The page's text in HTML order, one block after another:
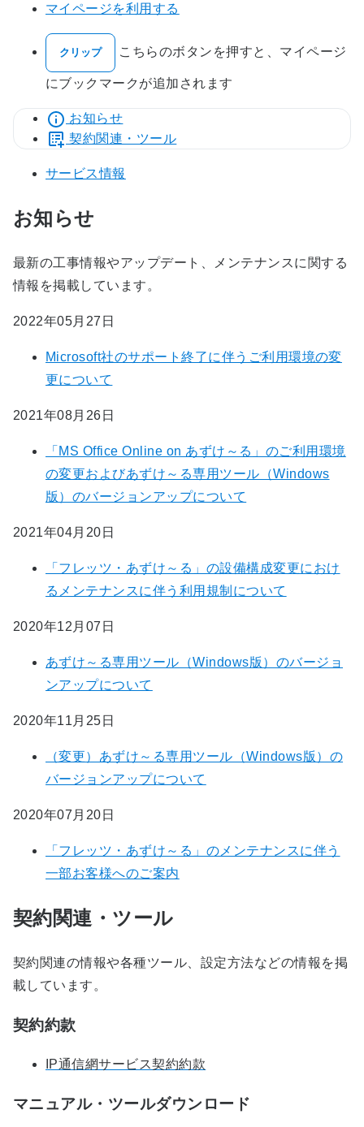
マイページを利用する
クリップ こちらのボタンを押すと、マイページ
にブックマークが追加されます
お知らせ
契約関連・ツール
サービス情報
お知らせ
最新の工事情報やアップデート、メンテナンスに関する
情報を掲載しています。
2022年05月27日
Microsoft社のサポート終了に伴うご利用環境の変
更について
2021年08月26日
「MS Office Online on あずけ～る」のご利用環境
の変更およびあずけ～る専用ツール（Windows
版）のバージョンアップについて
2021年04月20日
「フレッツ・あずけ～る」の設備構成変更におけ
るメンテナンスに伴う利用規制について
2020年12月07日
あずけ～る専用ツール（Windows版）のバージョ
ンアップについて
2020年11月25日
（変更）あずけ～る専用ツール（Windows版）の
バージョンアップについて
2020年07月20日
「フレッツ・あずけ～る」のメンテナンスに伴う
一部お客様へのご案内
契約関連・ツール
契約関連の情報や各種ツール、設定方法などの情報を掲
載しています。
契約約款
IP通信網サービス契約約款
マニュアル・ツールダウンロード